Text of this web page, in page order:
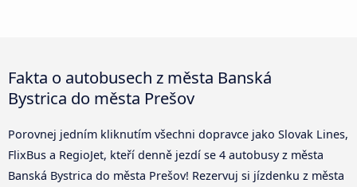
Fakta o autobusech z města Banská
Bystrica do města Prešov
Porovnej jedním kliknutím všechni dopravce jako Slovak Lines,
FlixBus a RegioJet, kteří denně jezdí se 4 autobusy z města
Banská Bystrica do města Prešov! Rezervuj si jízdenku z města